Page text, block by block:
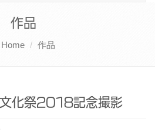
作品
Home 作品
化祭2018記念撮影